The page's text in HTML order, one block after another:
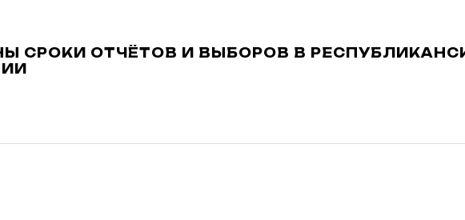
СРОКИ ОТЧЁТОВ И ВЫБОРОВ В